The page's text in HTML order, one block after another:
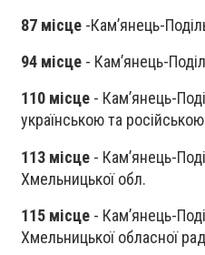
87 місце -Кам’янець-
94 місце - Кам’янець-
110 місце - Кам’янець-
українською та
113 місце - Кам’янець-
Хмельницької обл.
115 місце - Кам’янець-
Хмельницької обласної